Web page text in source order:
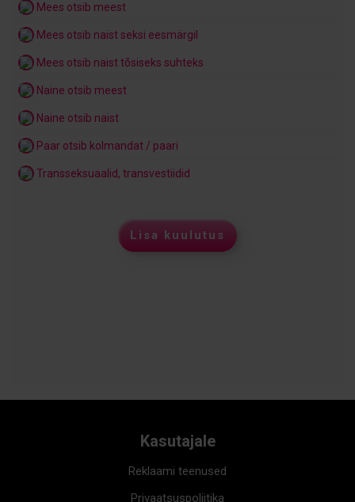
Mees otsib meest
Mees otsib naist seksi eesmärgil
Mees otsib naist tõsiseks suhteks
Naine otsib meest
Naine otsib naist
Paar otsib kolmandat / paari
Transseksuaalid, transvestiidid
Lisa kuulutus
Kasutajale
Reklaami teenused
Privaatsuspoliitika